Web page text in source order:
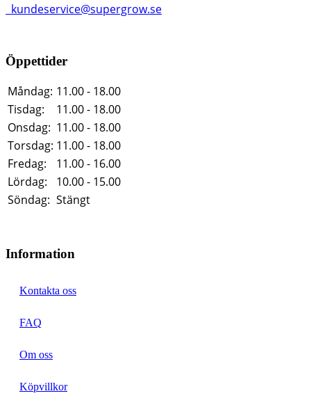
kundeservice@supergrow.se
Öppettider
Måndag: 11.00 - 18.00
Tisdag:
11.00 - 18.00
Onsdag: 11.00 - 18.00
Torsdag: 11.00 - 18.00
Fredag:
11.00 - 16.00
Lördag:
10.00 - 15.00
Söndag: Stängt
Information
Kontakta oss
FAQ
Om oss
Köpvillkor